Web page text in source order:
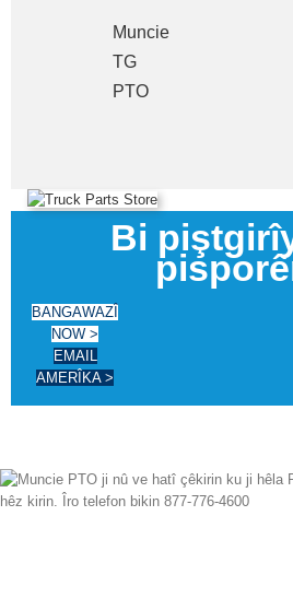
Muncie
TG
PTO
Bi
BANGAWAZÎ
NOW >
EMAIL
AMERÎKA >